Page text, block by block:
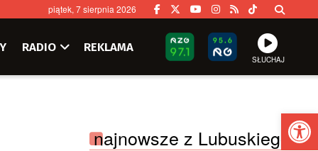
piątek, 7 sierpnia 2026
RADIO REKLAMA
SŁUCHAJ
najnowsze z Lubuskiego